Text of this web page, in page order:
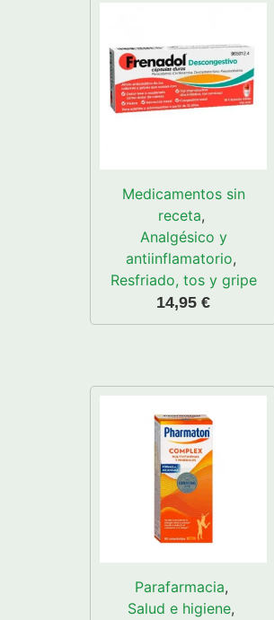
Medicamentos sin
receta,
Analgésico y
antiinflamatorio,
Resfriado, tos y gripe
14,95 €
Parafarmacia,
Salud e higiene,